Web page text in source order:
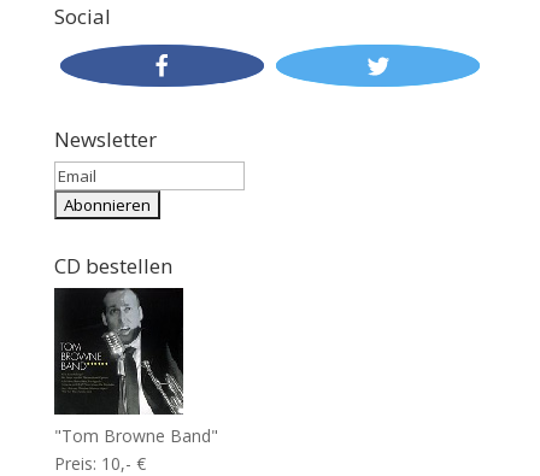
Social
Newsletter
CD bestellen
"Tom Browne Band"
Preis: 10,- €